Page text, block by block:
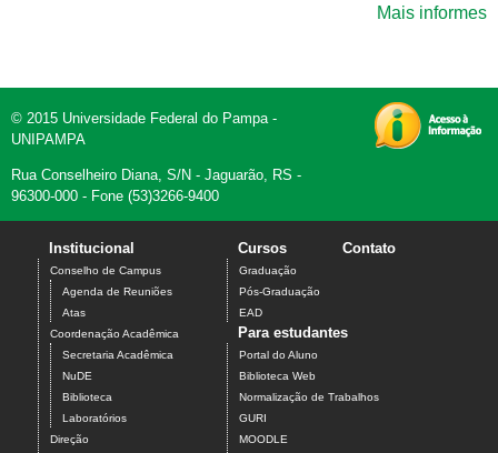
Mais informes
© 2015 Universidade Federal do Pampa -
UNIPAMPA
Rua Conselheiro Diana, S/N - Jaguarão, RS -
96300-000 - Fone (53)3266-9400
Institucional
Conselho de Campus
Agenda de Reuniões
Atas
Coordenação Acadêmica
Secretaria Acadêmica
NuDE
Biblioteca
Laboratórios
Direção
Cursos
Graduação
Pós-Graduação
EAD
Contato
Para estudantes
Portal do Aluno
Biblioteca Web
Normalização de Trabalhos
GURI
MOODLE